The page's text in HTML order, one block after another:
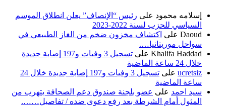
إسلامه محمود على رئيس “الإنصاف” يعلن انطلاق الموسم
السياسي للحزب لسنة 2022-2023
Daoud على اكتشاف مخزون ضخم من الغاز الطبيعي في
سواحل موريتانيا….
Khalifa Haddad على
تسجيل 3 وفيات و197 إصابة جديدة
خلال 24 ساعة الماضية
ucretsiz على
تسجيل 3 وفيات و197 إصابة جديدة خلال 24
ساعة الماضية
سيد احمد على عضو بلجنة صندوق دعم الصحافة يتهرب من
المثول أمام الشرطة بعد رفع دعوى ضده / تفاصيل…….